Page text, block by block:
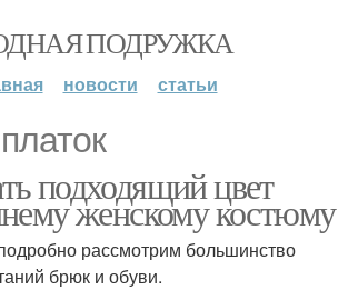
ПОДРУЖКА
новости статьи
подходящий цвет
женскому костюму
рассмотрим большинство
брюк и обуви.